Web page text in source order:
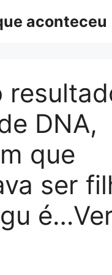
aconteceu
DNA,
que
ser